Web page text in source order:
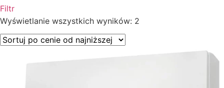
Filtr
Price filter
Wyszukiwanie tekstowe
Kategorie produktów
Klasa energetyczna
Wyświetlanie wszystkich wyników: 2